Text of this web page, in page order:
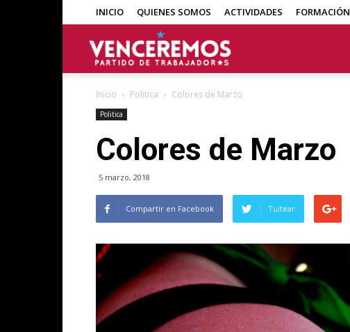
INICIO QUIENES SOMOS ACTIVIDADES FORMACIÓN
Inicio Politica Colores de Marzo
Politica
Colores de Marzo
5 marzo, 2018
Compartir en Facebook Tuitear